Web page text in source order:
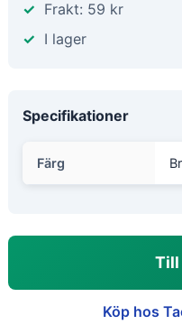
Frakt: 59 kr
I lager
Specifikationer
Färg
Till
Köp hos